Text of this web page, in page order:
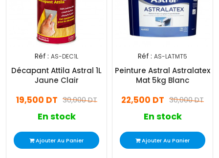
Réf : AS-DEC1L
Décapant Attila Astral 1L
Jaune Clair
30,000 DT
19,500 DT
En stock
Ajouter Au Panier
Réf : AS-LATMT5
Peinture Astral Astralatex
Mat 5kg Blanc
30,000 DT
22,500 DT
En stock
Ajouter Au Panier